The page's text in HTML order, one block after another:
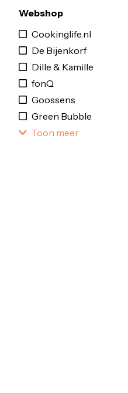
Webshop
Cookinglife.nl
De Bijenkorf
Dille & Kamille
fonQ
Goossens
Green Bubble
Toon meer